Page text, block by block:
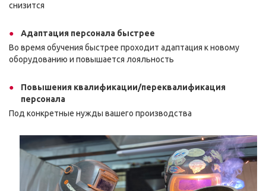
снизится
Адаптация персонала быстрее
Во время обучения быстрее проходит адаптация к новому
оборудованию и повышается лояльность
Повышения квалификации/переквалификация
персонала
Под конкретные нужды вашего производства